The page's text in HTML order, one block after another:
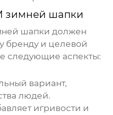
зимней шапки
шапки должен
бренду и целевой
следующие аспекты:
вариант,
людей.
игривости и